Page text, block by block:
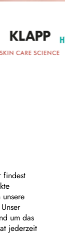
findest
um das
jederzeit